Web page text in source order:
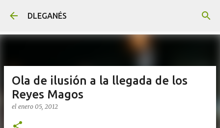
DLEGANÉS
Ola de ilusión a la llegada de los
Reyes Magos
el enero 05, 2012